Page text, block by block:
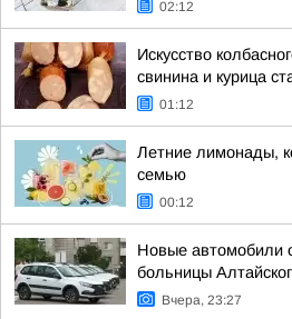
02:12
Искусство
свинина и курица
01:12
Летние лимонады,
семью
00:12
Новые автомобили
больницы
Вчера, 23:27